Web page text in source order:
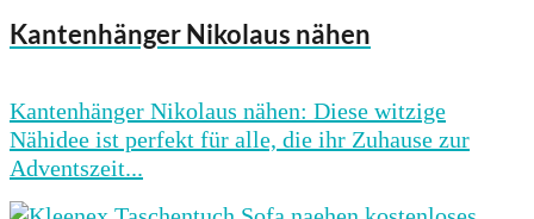
Kantenhänger Nikolaus nähen
Kantenhänger Nikolaus nähen: Diese witzige
Nähidee ist perfekt für alle, die ihr Zuhause zur
Adventszeit...